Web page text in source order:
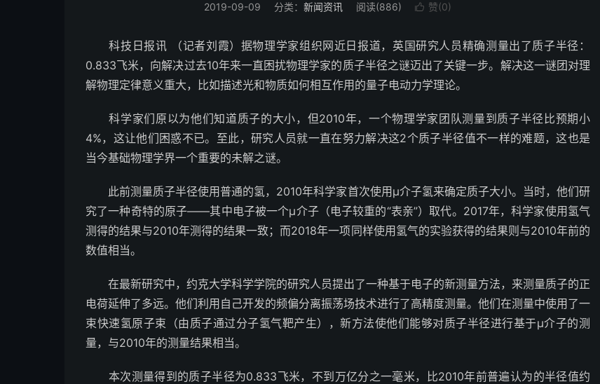
2019-09-09 分类： 新闻资讯 阅读(886)  赞(0)
科技日报讯 （记者刘霞）据物理学家组织网近日报道，英国研究人员精确测量出了质子半径：
0.833飞米，向解决过去10年来一直困扰物理学家的质子半径之谜迈出了关键一步。解决这一谜团对理
解物理定律意义重大，比如描述光和物质如何相互作用的量子电动力学理论。
科学家们原以为他们知道质子的大小，但2010年，一个物理学家团队测量到质子半径比预期小
4%，这让他们困惑不已。至此，研究人员就一直在努力解决这2个质子半径值不一样的难题，这也是
当今基础物理学界一个重要的未解之谜。
此前测量质子半径使用普通的氢，2010年科学家首次使用μ介子氢来确定质子大小。当时，他们研
究了一种奇特的原子——其中电子被一个μ介子（电子较重的“表亲”）取代。2017年，科学家使用氢气
测得的结果与2010年测得的结果一致；而2018年一项同样使用氢气的实验获得的结果则与2010年前的
数值相当。
在最新研究中，约克大学科学学院的研究人员提出了一种基于电子的新测量方法，来测量质子的正
电荷延伸了多远。他们利用自己开发的频偏分离振荡场技术进行了高精度测量。他们在测量中使用了一
束快速氢原子束（由质子通过分子氢气靶产生），新方法使他们能够对质子半径进行基于μ介子的测
量，与2010年的测量结果相当。
本次测量得到的质子半径为0.833飞米，不到万亿分之一毫米，比2010年前普遍认为的半径值约